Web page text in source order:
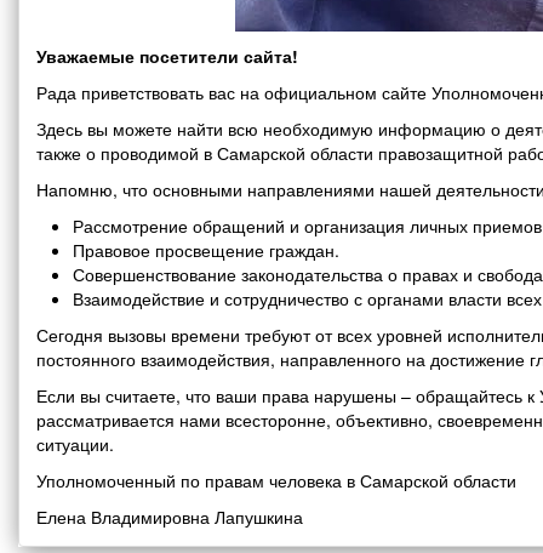
Уважаемые посетители сайта!
Рада приветствовать вас на официальном сайте
Здесь вы можете найти всю необходимую информацию о
также о проводимой в Самарской области правозащитной
Напомню, что основными направлениями нашей
Рассмотрение обращений и организация личных
Правовое просвещение граждан.
Совершенствование законодательства о правах и
Взаимодействие и сотрудничество с органами власти
Сегодня вызовы времени требуют от всех уровней
постоянного взаимодействия, направленного на
Если вы считаете, что ваши права нарушены – обращайтесь
рассматривается нами всесторонне, объективно,
ситуации.
Уполномоченный по правам человека в Самарской области
Елена Владимировна Лапушкина